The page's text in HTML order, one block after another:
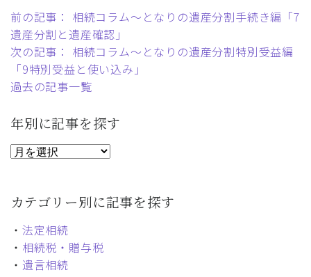
前の記事： 相続コラム～となりの遺産分割手続き編「7
遺産分割と遺産確認」
次の記事： 相続コラム～となりの遺産分割特別受益編
「9特別受益と使い込み」
過去の記事一覧
年別に記事を探す
カテゴリー別に記事を探す
・ 法定相続
・ 相続税・贈与税
・ 遺言相続